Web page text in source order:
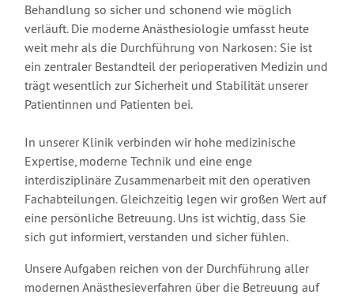
Behandlung so sicher und schonend wie möglich
verläuft. Die moderne Anästhesiologie umfasst heute
weit mehr als die Durchführung von Narkosen: Sie ist
ein zentraler Bestandteil der perioperativen Medizin und
trägt wesentlich zur Sicherheit und Stabilität unserer
Patientinnen und Patienten bei.
In unserer Klinik verbinden wir hohe medizinische
Expertise, moderne Technik und eine enge
interdisziplinäre Zusammenarbeit mit den operativen
Fachabteilungen. Gleichzeitig legen wir großen Wert auf
eine persönliche Betreuung. Uns ist wichtig, dass Sie
sich gut informiert, verstanden und sicher fühlen.
Unsere Aufgaben reichen von der Durchführung aller
modernen Anästhesieverfahren über die Betreuung auf